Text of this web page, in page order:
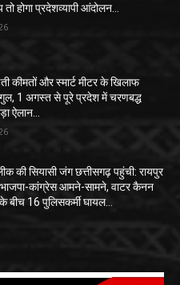
तो होगा प्रदेशव्यापी आंदोलन…
कीमतों और स्मार्ट मीटर के खिलाफ
1 अगस्त से पूरे प्रदेश में चरणबद्ध
ऐलान…
की सियासी जंग छत्तीसगढ़ पहुंची: रायपुर
भाजपा-कांग्रेस आमने-सामने, वाटर कैनन
16 पुलिसकर्मी घायल…